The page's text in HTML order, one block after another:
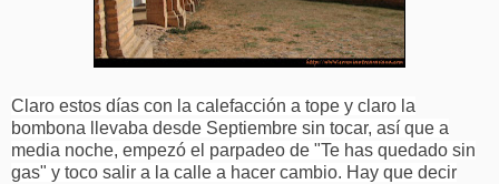
Claro estos días con la calefacción a tope y claro la
bombona llevaba desde Septiembre sin tocar, así que a
media noche, empezó el parpadeo de "Te has quedado sin
gas" y toco salir a la calle a hacer cambio. Hay que decir